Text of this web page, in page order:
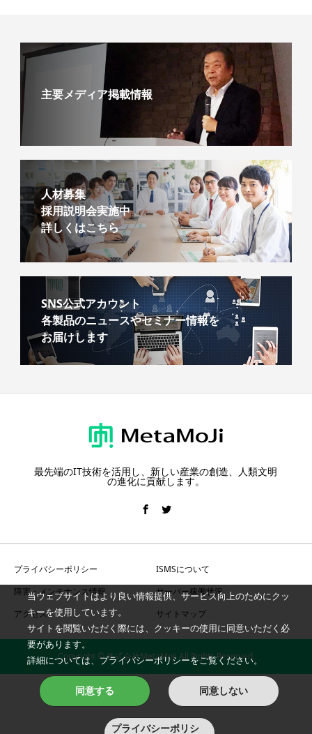
主要メディア掲載情報
人材募集
採用説明会実施中
詳しくはこちら
SNS公式アカウント
各製品のニュースやセミナー情報を
お届けします
最先端のIT技術を活用し、新しい産業の創造、人類文明
の進化に貢献します。
プライバシーポリシー
ISMSについて
障害・メンテナンス情報
サーバー稼働状況
アクセス
サイトマップ
Copyright © 株式会社MetaMoJi All Rights Reserved.
当ウェブサイトはより良い情報提供、サービス向上のためにクッ
キーを使用しています。
サイトを閲覧いただく際には、クッキーの使用に同意いただく必
要があります。
詳細については、プライバシーポリシーをご覧ください。
同意する 同意しない
プライバシーポリシ